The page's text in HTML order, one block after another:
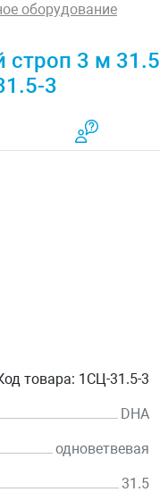
оборудование
строп 3 м 31.5
3
товара: 1СЦ-31.5-3
DHA
одноветвевая
31.5